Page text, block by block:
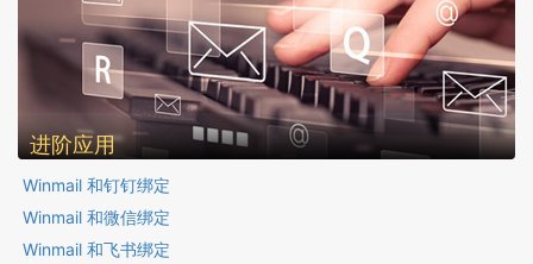
进阶应用
Winmail 和钉钉绑定
Winmail 和微信绑定
Winmail 和飞书绑定